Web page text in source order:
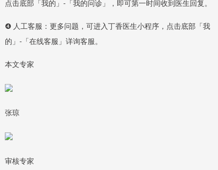
点击底部「我的」-「我的问诊」，即可第一时间收到医生回复。
❹ 人工客服：更多问题，可进入丁香医生小程序，点击底部「我
的」-「在线客服」详询客服。
本文专家
张琼
审核专家